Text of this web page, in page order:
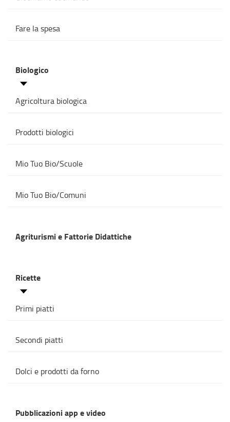
Fare la spesa
Biologico
Agricoltura biologica
Prodotti biologici
Mio Tuo Bio/Scuole
Mio Tuo Bio/Comuni
Agriturismi e Fattorie Didattiche
Ricette
Primi piatti
Secondi piatti
Dolci e prodotti da forno
Pubblicazioni app e video